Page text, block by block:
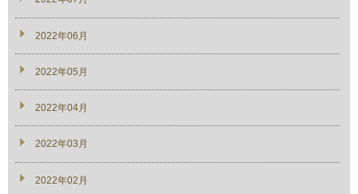
2022年06月
2022年05月
2022年04月
2022年03月
2022年02月